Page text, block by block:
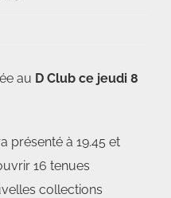
au D Club ce jeudi 8
présenté à 19.45 et
16 tenues
collections